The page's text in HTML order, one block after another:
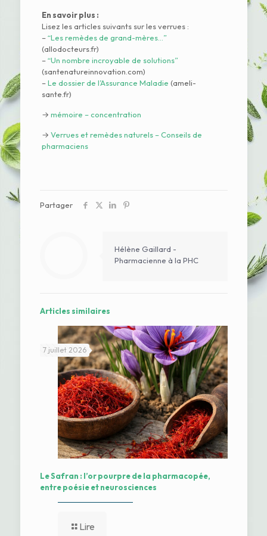
En savoir plus :
Lisez les articles suivants sur les verrues :
–“Les remèdes de grand-mères…”
(allodocteurs.fr)
–“Un nombre incroyable de solutions”
(santenatureinnovation.com)
–Le dossier de l’Assurance Maladie (ameli-
sante.fr)
→ mémoire – concentration
→ Verrues et remèdes naturels – Conseils de
pharmaciens
Partager
Hélène Gaillard -
Pharmacienne à la PHC
Articles similaires
7 juillet 2026
Le Safran : l’or pourpre de la pharmacopée,
entre poésie et neurosciences
Lire